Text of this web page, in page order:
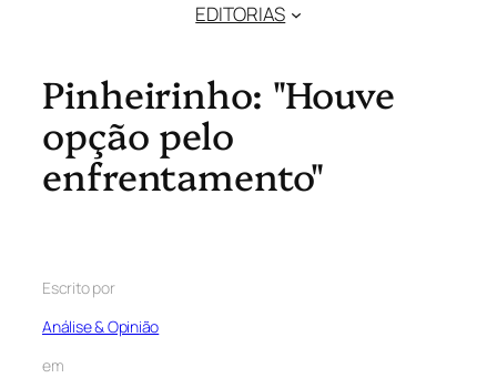
EDITORIAS
Pinheirinho: "Houve
opção pelo
enfrentamento"
Escrito por
Análise & Opinião
em